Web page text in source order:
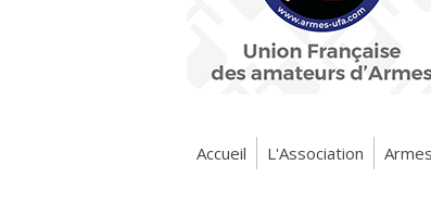
Accueil L'Association